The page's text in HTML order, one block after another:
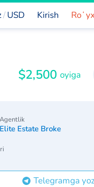
USD Kirish
$2,500 oyiga
Agentlik
Elite Estate Broke
Telegramga